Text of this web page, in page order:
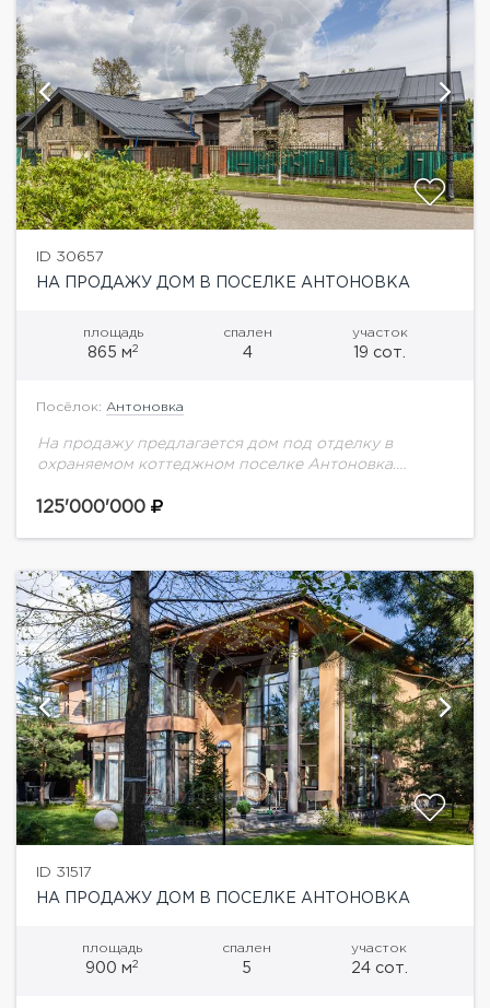
ID 30657
НА ПРОДАЖУ ДОМ В ПОСЕЛКЕ АНТОНОВКА
площадь
865 м2
спален
4
участок
19 сот.
Посёлок: Антоновка
На продажу предлагается дом под отделку в
охраняемом коттеджном поселке Антоновка.
комната, винный погреб, постирочная, техническое
125'000'000
ID 31517
НА ПРОДАЖУ ДОМ В ПОСЕЛКЕ АНТОНОВКА
площадь
900 м2
спален
5
участок
24 сот.